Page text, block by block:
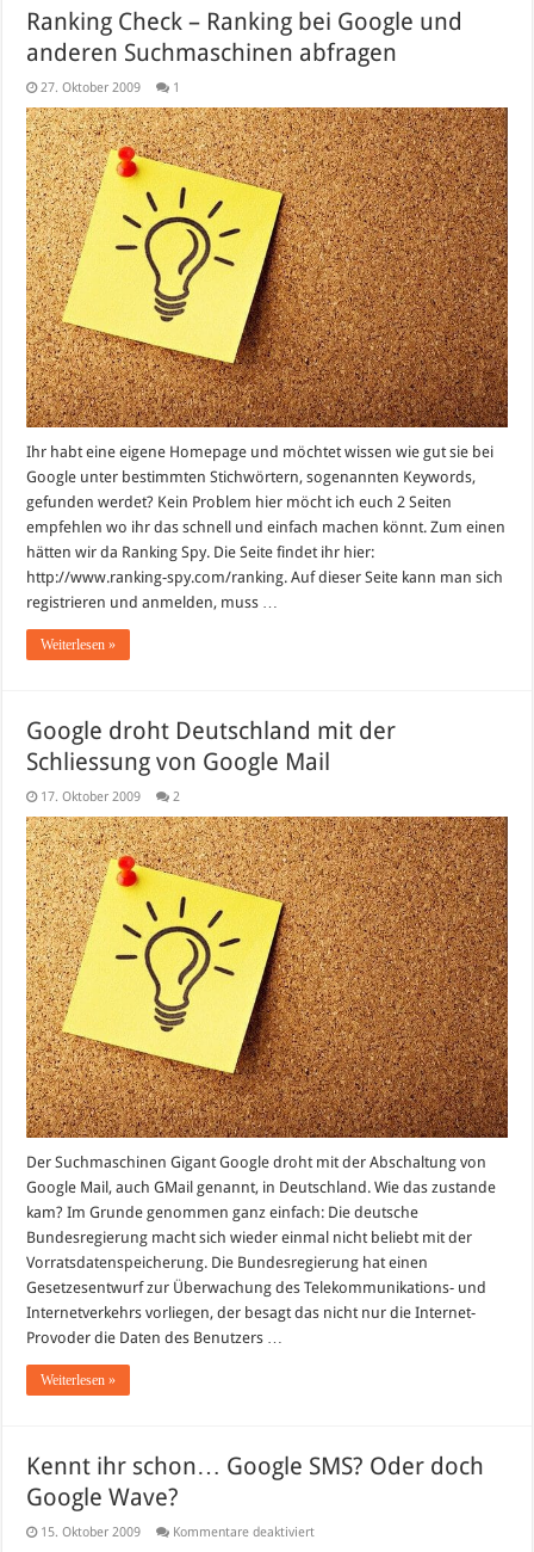
Ranking Check – Ranking bei Google und
anderen Suchmaschinen abfragen
27. Oktober 2009 1
Ihr habt eine eigene Homepage und möchtet wissen wie gut sie bei
Google unter bestimmten Stichwörtern, sogenannten Keywords,
gefunden werdet? Kein Problem hier möcht ich euch 2 Seiten
empfehlen wo ihr das schnell und einfach machen könnt. Zum einen
hätten wir da Ranking Spy. Die Seite findet ihr hier:
http://www.ranking-spy.com/ranking. Auf dieser Seite kann man sich
registrieren und anmelden, muss …
Weiterlesen »
Google droht Deutschland mit der
Schliessung von Google Mail
17. Oktober 2009 2
Der Suchmaschinen Gigant Google droht mit der Abschaltung von
Google Mail, auch GMail genannt, in Deutschland. Wie das zustande
kam? Im Grunde genommen ganz einfach: Die deutsche
Bundesregierung macht sich wieder einmal nicht beliebt mit der
Vorratsdatenspeicherung. Die Bundesregierung hat einen
Gesetzesentwurf zur Überwachung des Telekommunikations- und
Internetverkehrs vorliegen, der besagt das nicht nur die Internet-
Provoder die Daten des Benutzers …
Weiterlesen »
Kennt ihr schon… Google SMS? Oder doch
Google Wave?
15. Oktober 2009 Kommentare deaktiviertfür